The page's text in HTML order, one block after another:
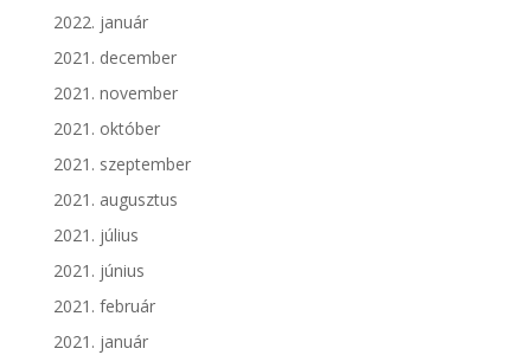
2022. január
2021. december
2021. november
2021. október
2021. szeptember
2021. augusztus
2021. július
2021. június
2021. február
2021. január